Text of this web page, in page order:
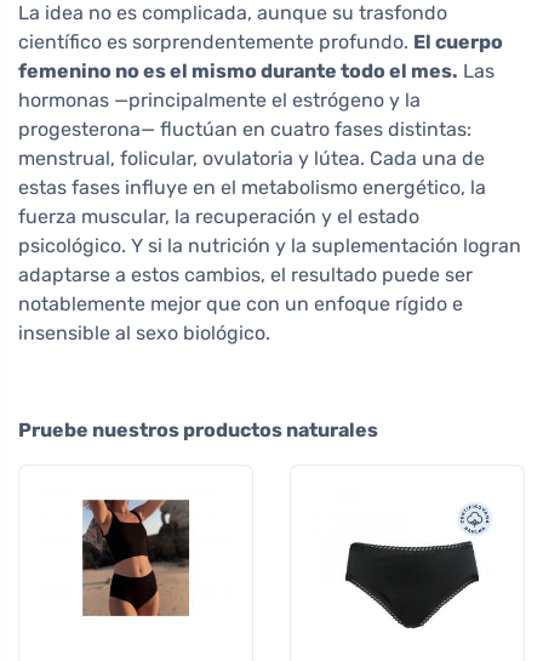
La idea no es complicada, aunque su trasfondo
científico es sorprendentemente profundo. El cuerpo
femenino no es el mismo durante todo el mes. Las
hormonas —principalmente el estrógeno y la
progesterona— fluctúan en cuatro fases distintas:
menstrual, folicular, ovulatoria y lútea. Cada una de
estas fases influye en el metabolismo energético, la
fuerza muscular, la recuperación y el estado
psicológico. Y si la nutrición y la suplementación logran
adaptarse a estos cambios, el resultado puede ser
notablemente mejor que con un enfoque rígido e
insensible al sexo biológico.
Pruebe nuestros productos naturales